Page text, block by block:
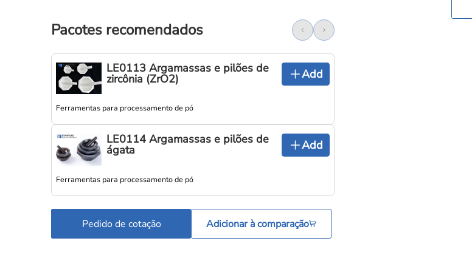
Pacotes recomendados
LE0113 Argamassas e pilões de
zircônia (ZrO2) Add
Ferramentas para processamento de pó
LE0114 Argamassas e pilões de
ágata Add
Ferramentas para processamento de pó
Pedido de cotação Adicionar à comparação